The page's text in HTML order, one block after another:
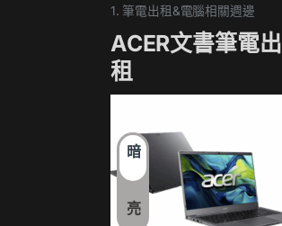
暗
亮
1. 筆電出租&電腦相關週邊
ACER文書筆電出
租